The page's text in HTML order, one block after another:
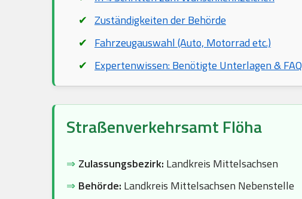
Zuständigkeiten der Behörde
Fahrzeugauswahl (Auto, Motorrad etc.)
Expertenwissen: Benötigte Unterlagen & FAQ
Straßenverkehrsamt Flöha
⇒ Zulassungsbezirk: Landkreis Mittelsachsen
⇒ Behörde: Landkreis Mittelsachsen Nebenstelle